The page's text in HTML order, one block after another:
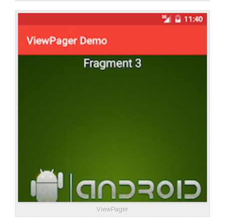
ViewPager